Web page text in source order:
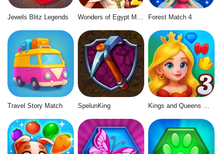
Jewels Blitz Legends Wonders of Egypt Match 2 Forest Match 4
Travel Story Match SpelunKing